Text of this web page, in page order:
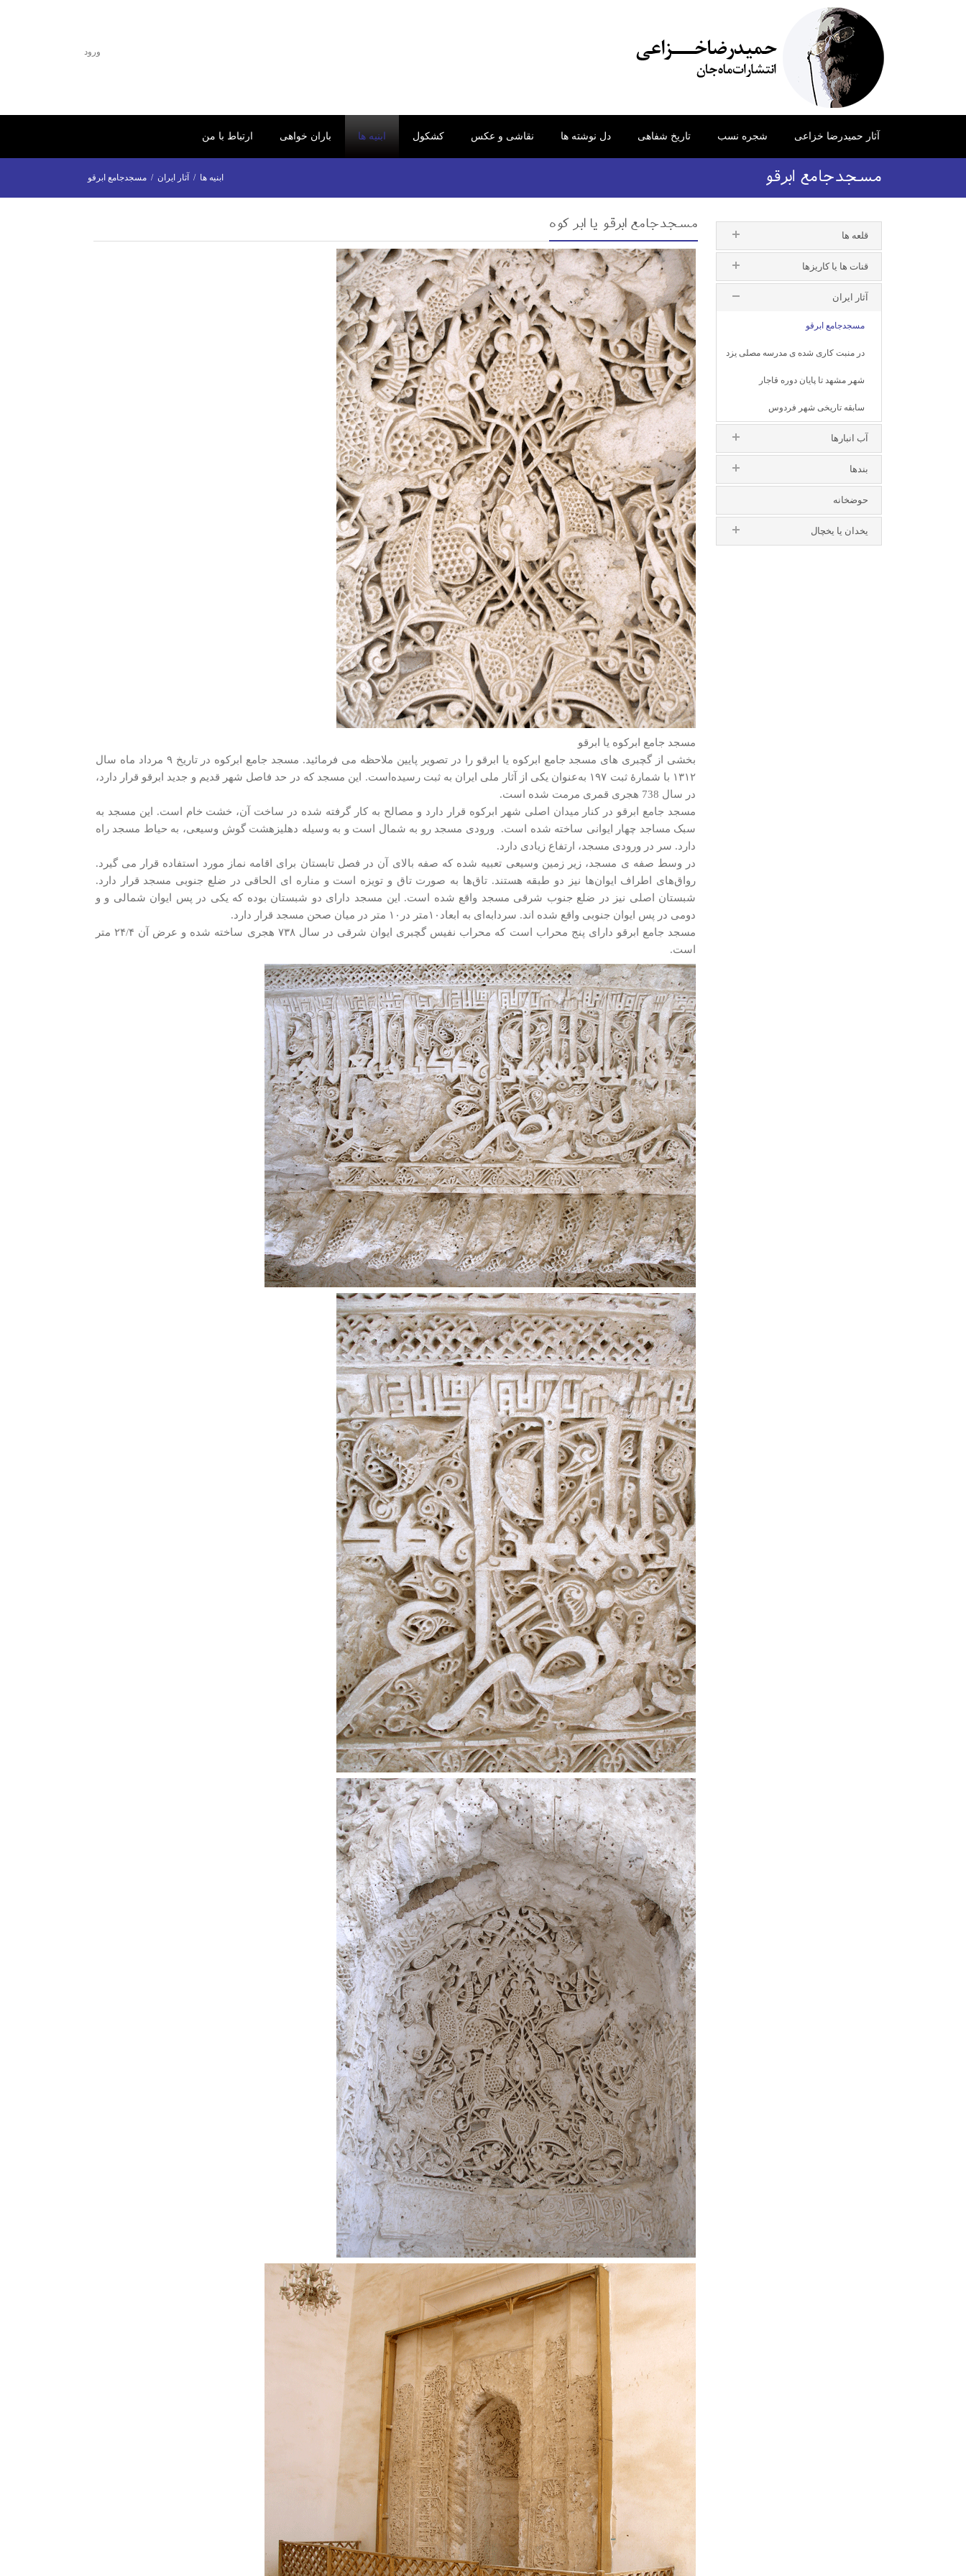
ورود
آثار حمیدرضا خزاعی شجره نسب تاریخ شفاهی دل نوشته ها نقاشی و عکس کشکول ابنیه ها باران خواهی ارتباط با من
مسجدجامع ابرقو ابنیه ها / آثار ایران / مسجدجامع ابرقو
قلعه ها
قنات ها یا کاریزها
آثار ایران
مسجدجامع ابرقو
در منبت کاری شده ی مدرسه مصلی یزد
شهر مشهد تا پایان دوره قاجار
سابقه تاریخی شهر فردوس
آب انبارها
بندها
حوضخانه
یخدان یا یخچال
مسجدجامع ابرقو یا ابر کوه
مسجد جامع ابرکوه یا ابرقو
بخشی از گچبری های مسجد جامع ابرکوه یا ابرقو را در تصویر پایین ملاحظه می فرمائید. مسجد جامع ابرکوه در تاریخ ۹ مرداد ماه سال
۱۳۱۲ با شمارهٔ ثبت ۱۹۷ به‌عنوان یکی از آثار ملی ایران به ثبت رسیده‌است. این مسجد که در حد فاصل شهر قدیم و جدید ابرقو قرار دارد،
در سال 738 هجری قمری مرمت شده است.
مسجد جامع ابرقو در کنار میدان اصلی شهر ابرکوه قرار دارد و مصالح به کار گرفته شده در ساخت آن، خشت خام است. این مسجد به
سبک مساجد چهار ایوانی ساخته شده است. ورودی مسجد رو به شمال است و به وسیله دهلیزهشت گوش وسیعی، به حیاط مسجد راه
دارد. سر در ورودی مسجد، ارتفاع زیادی دارد.
در وسط صفه ی مسجد، زیر زمین وسیعی تعبیه شده که صفه بالای آن در فصل تابستان برای اقامه نماز مورد استفاده قرار می گیرد.
رواق‌های اطراف ایوان‌ها نیز دو طبقه هستند. تاق‌ها به صورت تاق و تویزه است و مناره ای الحاقی در ضلع جنوبی مسجد قرار دارد.
شبستان اصلی نیز در ضلع جنوب شرقی مسجد واقع شده است. این مسجد دارای دو شبستان بوده که یکی در پس ایوان شمالی و و
دومی در پس ایوان جنوبی واقع شده اند. سردابه‌ای به ابعاد۱۰متر در۱۰ متر در میان صحن مسجد قرار دارد.
مسجد جامع ابرقو دارای پنج محراب است که محراب نفیس گچبری ایوان شرقی در سال ۷۳۸ هجری ساخته شده و عرض آن ۲۴/۴ متر
است.